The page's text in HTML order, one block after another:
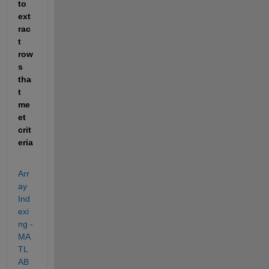
to
ext
rac
t
row
s
tha
t
me
et
crit
eria
Arr
ay
Ind
exi
ng -
MA
TL
AB